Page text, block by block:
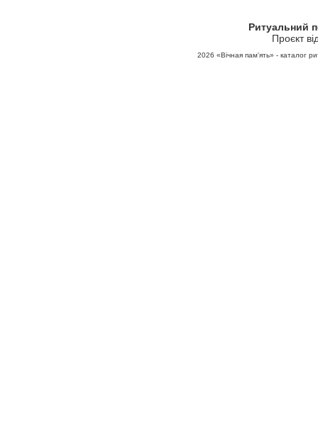
Ритуальний
Проєкт
2026 «Вічная пам'ять» - каталог